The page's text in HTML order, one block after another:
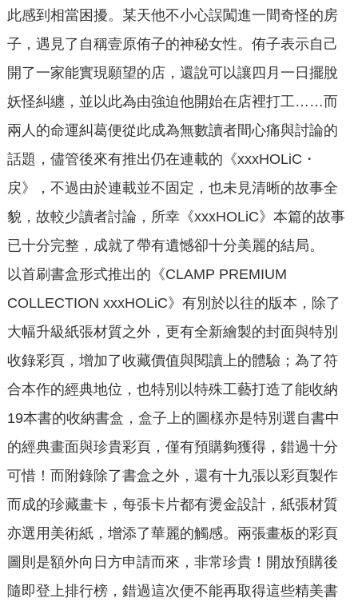
此感到相當困擾。某天他不小心誤闖進一間奇怪的房
子，遇見了自稱壹原侑子的神秘女性。侑子表示自己
開了一家能實現願望的店，還說可以讓四月一日擺脫
妖怪糾纏，並以此為由強迫他開始在店裡打工……而
兩人的命運糾葛便從此成為無數讀者間心痛與討論的
話題，儘管後來有推出仍在連載的《xxxHOLiC・
戻》，不過由於連載並不固定，也未見清晰的故事全
貌，故較少讀者討論，所幸《xxxHOLiC》本篇的故事
已十分完整，成就了帶有遺憾卻十分美麗的結局。
以首刷書盒形式推出的《CLAMP PREMIUM
COLLECTION xxxHOLiC》有別於以往的版本，除了
大幅升級紙張材質之外，更有全新繪製的封面與特別
收錄彩頁，增加了收藏價值與閱讀上的體驗；為了符
合本作的經典地位，也特別以特殊工藝打造了能收納
19本書的收納書盒，盒子上的圖樣亦是特別選自書中
的經典畫面與珍貴彩頁，僅有預購夠獲得，錯過十分
可惜！而附錄除了書盒之外，還有十九張以彩頁製作
而成的珍藏畫卡，每張卡片都有燙金設計，紙張材質
亦選用美術紙，增添了華麗的觸感。兩張畫板的彩頁
圖則是額外向日方申請而來，非常珍貴！開放預購後
隨即登上排行榜，錯過這次便不能再取得這些精美書